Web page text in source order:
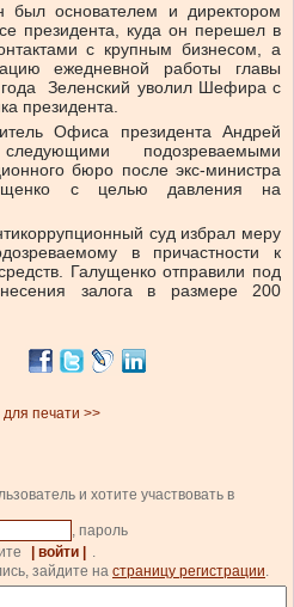
основателем и директором
президента, куда он перешел в
с крупным бизнесом, а
ежедневной работы главы
года Зеленский уволил Шефира с
президента.
Офиса президента Андрей
подозреваемыми
бюро после экс-министра
с целью давления на
суд избрал меру
в причастности к
Галущенко отправили под
залога в размере 200
для печати >>
и хотите участвовать в
, пароль
| войти |
.
зайдите на страницу регистрации.